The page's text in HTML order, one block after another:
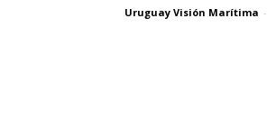
Uruguay Visión Marítima -